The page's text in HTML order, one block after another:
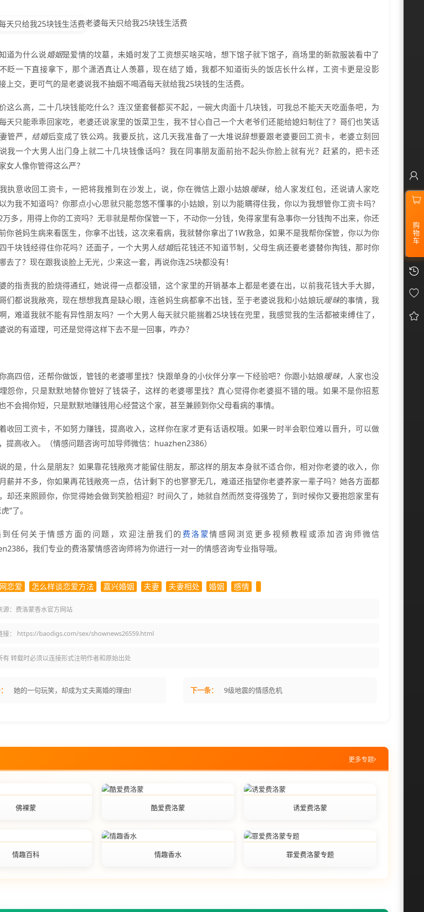
老婆每天只给我25块钱生活费
道为什么说婚姻是爱情的坟墓，未婚时发了工资想买啥买啥，想下馆子就下馆子，商场里的新款服装看中了
眨一下直接拿下，那个潇洒真让人羡慕，现在结了婚，我都不知道街头的饭店长什么样，工资卡更是没影
上交，更可气的是老婆说我不抽烟不喝酒每天就给我25块钱的生活费。
这么高，二十几块钱能吃什么？连汉堡套餐都买不起，一碗大肉面十几块钱，可我总不能天天吃面条吧，为
天只能乖乖回家吃，老婆还说家里的饭菜卫生，我不甘心自己一个大老爷们还能给媳妇制住了？哥们也笑话
管严，结婚后变成了铁公鸡。我要反抗，这几天我准备了一大堆说辞想要跟老婆要回工资卡，老婆立刻回
我一个大男人出门身上就二十几块钱像话吗？我在同事朋友面前抬不起头你脸上就有光？赶紧的，把卡还
女人像你管得这么严？
执意收回工资卡，一把将我推到在沙发上，说，你在微信上跟小姑娘暧昧，给人家发红包，还说请人家吃
为我不知道吗？你那点小心思就只能忽悠不懂事的小姑娘，别以为能瞒得住我，你以为我想管你工资卡吗？
万多，用得上你的工资吗？无非就是帮你保管一下，不动你一分钱，免得家里有急事你一分钱掏不出来，你还
你爸妈生病来看医生，你拿不出钱，这次来看病，我就替你拿出了1W救急，如果不是我帮你保管，你以为你
千块钱经得住你花吗？还面子，一个大男人结婚后花钱还不知道节制，父母生病还要老婆替你掏钱，那时你
去了？现在跟我谈脸上无光，少来这一套，再说你连25块都没有！
的指责我的脸烧得通红，她说得一点都没错，这个家里的开销基本上都是老婆在出，以前我花钱大手大脚，
们都说我敞亮，现在想想我真是缺心眼，连爸妈生病都拿不出钱，至于老婆说我和小姑娘玩暧昧的事情，我
，难道我就不能有异性朋友吗？一个大男人每天就只能揣着25块钱在兜里，我感觉我的生活都被束缚住了，
说的有道理，可还是觉得这样下去不是一回事，咋办？
高四倍，还帮你做饭，管钱的老婆哪里找？快跟单身的小伙伴分享一下经验吧？你跟小姑娘暧昧，人家也没
怨你，只是默默地替你管好了钱袋子，这样的老婆哪里找？真心觉得你老婆挺不错的哦。如果不是你招惹
不会揭你短，只是默默地赚钱用心经营这个家，甚至兼顾到你父母看病的事情。
收回工资卡，不如努力赚钱，提高收入，这样你在家才更有话语权哦。如果一时半会职位难以晋升，可以做
提高收入。（情感问题咨询可加导师微信：huazhen2386）
的是，什么是朋友？如果靠花钱敞亮才能留住朋友，那这样的朋友本身就不适合你，相对你老婆的收入，你
薪并不多，你如果再花钱敞亮一点，估计剩下的也寥寥无几，难道还指望你老婆养家一辈子吗？她各方面都
却还来照顾你，你觉得她会做到笑脸相迎？时间久了，她就自然而然变得强势了，到时候你又要抱怨家里有
”了。
任何关于情感方面的问题，欢迎注册我们的 费洛蒙情感网浏览更多视频教程或添加咨询师微信
，我们专业的费洛蒙情感咨询师将为你进行一对一的情感咨询专业指导哦。
网恋爱 怎么样谈恋爱方法 嘉兴婚姻 夫妻 夫妻相处 婚姻 感情
源：费洛蒙香水官方网站
： https://baodigs.com/sex/shownews26559.html
有 转载时必须以连接形式注明作者和原始出处
她的一句玩笑，却成为丈夫离婚的理由! 下一条： 9级地震的情感危机
更多专题
佛裸蒙 酷爱费洛蒙 诱爱费洛蒙
情趣百科 情趣香水 罪爱费洛蒙专题
购
物
车